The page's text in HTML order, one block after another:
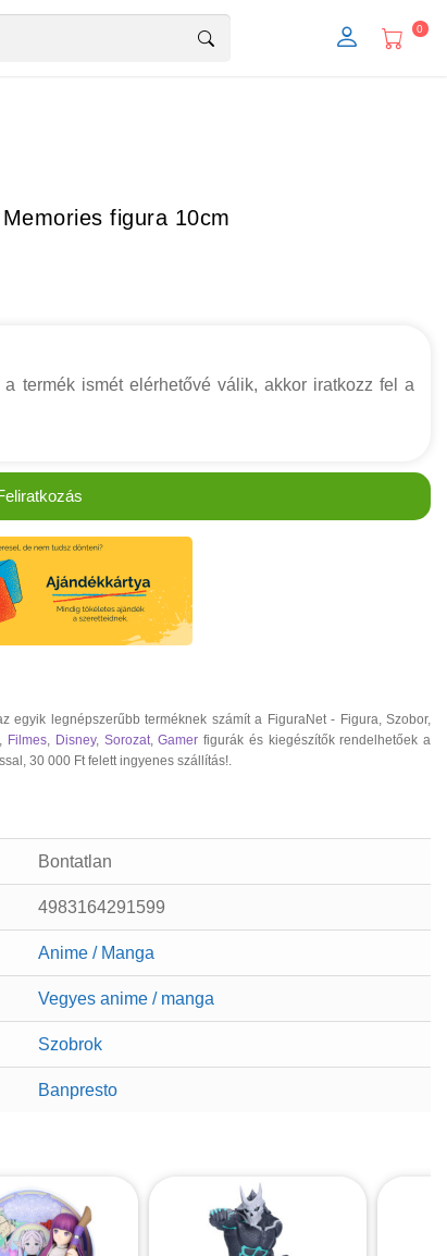
0
figura 10cm
termék ismét elérhetővé válik, akkor iratkozz fel a
legnépszerűbb terméknek számít a FiguraNet - Figura, Szobor,
Filmes Disney, Sorozat,Gamer figurák és kiegészítők rendelhetőek a
30 000 Ft felett ingyenes szállítás!.
Bontatlan
4983164291599
Anime / Manga
Vegyes anime / manga
Szobrok
Banpresto